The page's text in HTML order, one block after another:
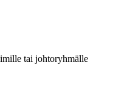
tai johtoryhmälle